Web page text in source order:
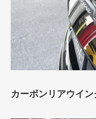
カーボンリアウイン